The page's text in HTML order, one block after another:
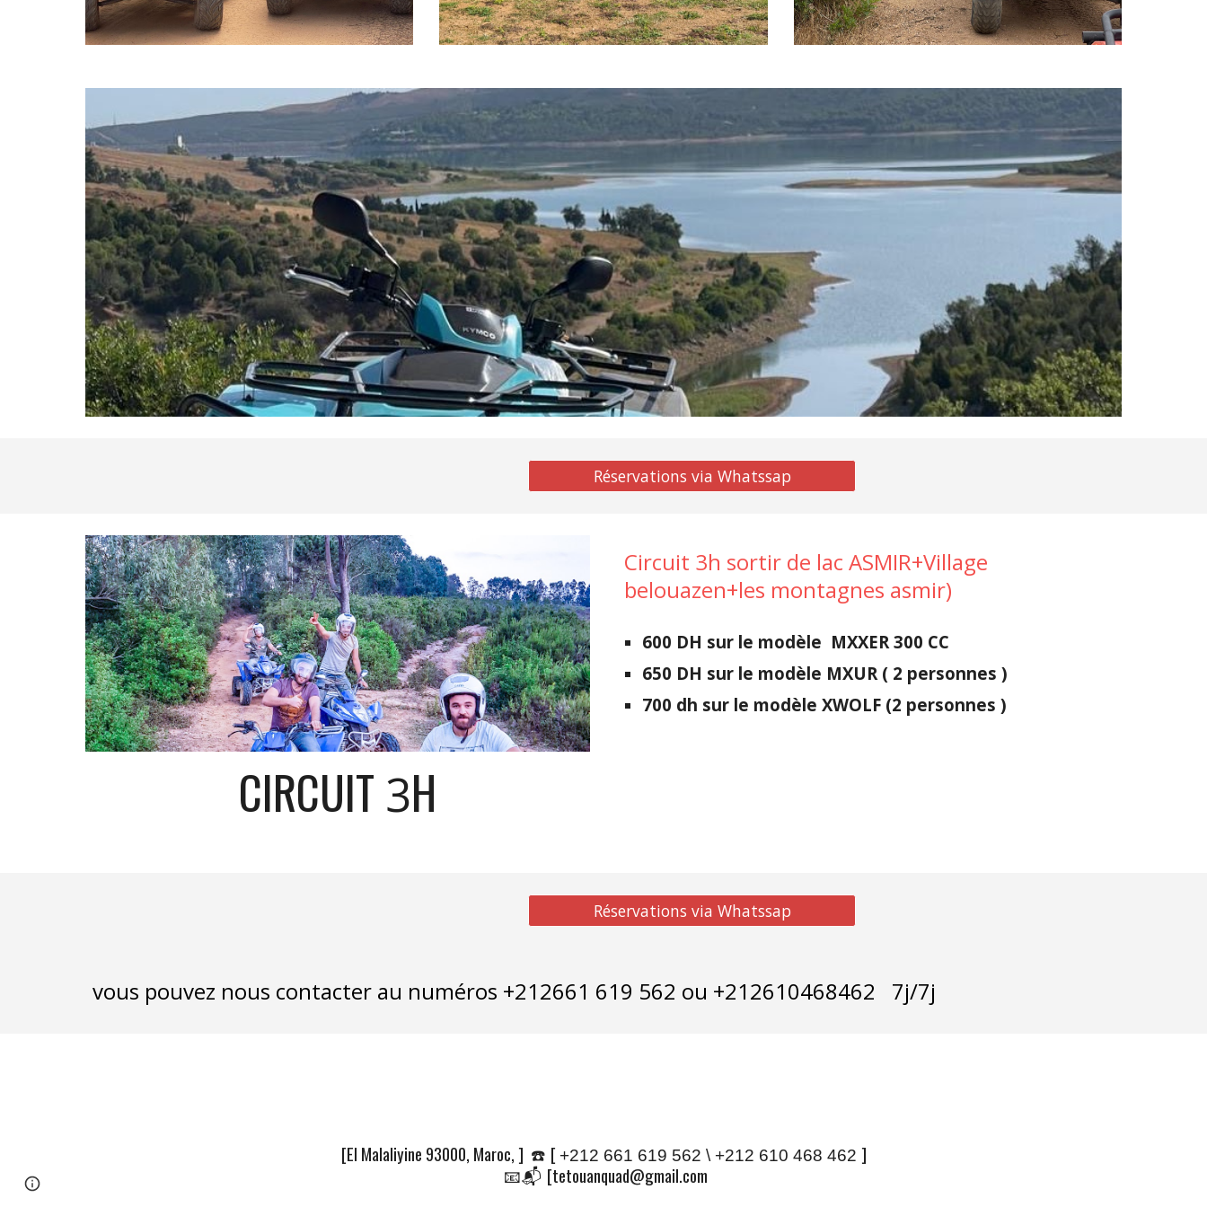
Réservations via Whatssap
CIRCUIT 3H
Circuit 3h sortir de lac ASMIR+Village
belouazen+les montagnes asmir)
600 DH sur le modèle MXXER 300 CC
650 DH sur le modèle MXUR ( 2 personnes )
700 dh sur le modèle XWOLF (2 personnes )
Réservations via Whatssap
vous pouvez nous contacter au numéros +212661 619 562 ou +212610468462 7j/7j
[El Malaliyine 93000, Maroc, ] ☎️ [ +212 661 619 562 \ +212 610 468 462 ]
📧 📬 [tetouanquad@gmail.com